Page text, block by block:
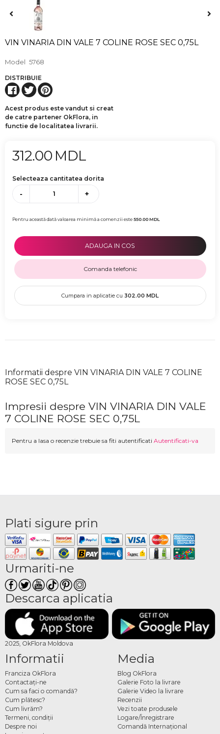
VIN VINARIA DIN VALE 7 COLINE ROSE SEC 0,75L
Model 5768
DISTRIBUIE
Acest produs este vandut si creat
de catre partener OkFlora, in
functie de localitatea livrarii.
312.00 MDL
Selecteaza cantitatea dorita
- +
Pentru această dată valoarea minimă a comenzii este550.00MDL
ADAUGA IN COS
Comanda telefonic
Cumpara in aplicatie cu 302.00 MDL
Informatii despre VIN VINARIA DIN VALE 7 COLINE
ROSE SEC 0,75L
Impresii despre VIN VINARIA DIN VALE
7 COLINE ROSE SEC 0,75L
Pentru a lasa o recenzie trebuie sa fiti autentificati Autentificati-va
Plati sigure prin
Urmariti-ne
Descarca aplicatia
2025, OkFlora Moldova
Informatii
Franciza OkFlora
Contactaţi-ne
Cum sa faci o comandă?
Cum plătesc?
Cum livrăm?
Termeni, condiţii
Despre noi
Media
Blog OkFlora
Galerie Foto la livrare
Galerie Video la livrare
Recenzii
Vezi toate produsele
Logare/Înregistrare
Comandă Internațional